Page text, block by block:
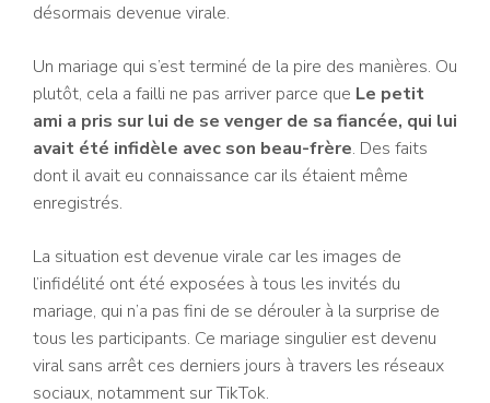
désormais devenue virale.
Un mariage qui s’est terminé de la pire des manières. Ou
plutôt, cela a failli ne pas arriver parce que Le petit
ami a pris sur lui de se venger de sa fiancée, qui lui
avait été infidèle avec son beau-frère. Des faits
dont il avait eu connaissance car ils étaient même
enregistrés.
La situation est devenue virale car les images de
l’infidélité ont été exposées à tous les invités du
mariage, qui n’a pas fini de se dérouler à la surprise de
tous les participants. Ce mariage singulier est devenu
viral sans arrêt ces derniers jours à travers les réseaux
sociaux, notamment sur TikTok.